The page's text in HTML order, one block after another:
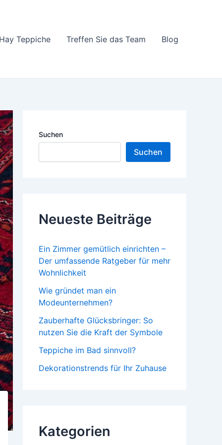
Hay Teppiche Treffen Sie das Team Blog
Suchen
Suchen
Neueste Beiträge
Ein Zimmer gemütlich einrichten –
Der umfassende Ratgeber für mehr
Wohnlichkeit
Wie gründet man ein
Modeunternehmen?
Zauberhafte Glücksbringer: So
nutzen Sie die Kraft der Symbole
Teppiche im Bad sinnvoll?
Dekorationstrends für Ihr Zuhause
Kategorien